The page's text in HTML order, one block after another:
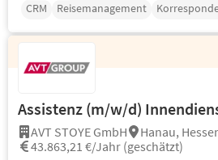
CRM
Reisemanagement
Assistenz (m/w/d)
AVT STOYE GmbH Hanau,
43.863,21 €/Jahr (geschätzt)